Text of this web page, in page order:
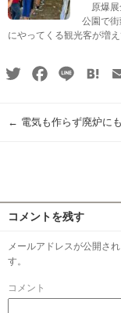
原爆展
公園で
にやってくる観光客が増え
TwitterFacebook
Line
← 電気も作らず廃炉に
コメントを残す
メールアドレスが公開さ
す。
コメント